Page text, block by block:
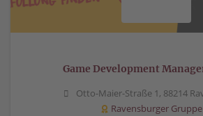
Game Development
Otto-Maier-Straße 1, 88214
Ravensburger Gruppe